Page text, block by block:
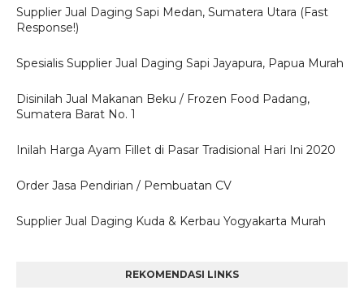
Supplier Jual Daging Sapi Medan, Sumatera Utara (Fast
Response!)
Spesialis Supplier Jual Daging Sapi Jayapura, Papua Murah
Disinilah Jual Makanan Beku / Frozen Food Padang,
Sumatera Barat No. 1
Inilah Harga Ayam Fillet di Pasar Tradisional Hari Ini 2020
Order Jasa Pendirian / Pembuatan CV
Supplier Jual Daging Kuda & Kerbau Yogyakarta Murah
REKOMENDASI LINKS